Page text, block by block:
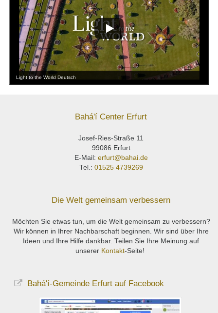
Light to the World Deutsch
Bahá'í Center Erfurt
Josef-Ries-Straße 11
99086 Erfurt
E-Mail: erfurt@bahai.de
Tel.: 01525 4739269
Die Welt gemeinsam verbessern
Möchten Sie etwas tun, um die Welt gemeinsam zu verbessern?
Wir können in Ihrer Nachbarschaft beginnen. Wir sind über Ihre
Ideen und Ihre Hilfe dankbar. Teilen Sie Ihre Meinung auf
unserer Kontakt-Seite!
Bahá'í-Gemeinde Erfurt auf Facebook